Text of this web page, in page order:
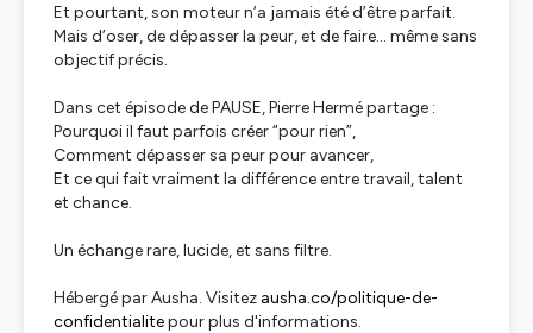
Et pourtant, son moteur n’a jamais été d’être parfait.
Mais d’oser, de dépasser la peur, et de faire… même sans
objectif précis.
Dans cet épisode de PAUSE, Pierre Hermé partage :
Pourquoi il faut parfois créer “pour rien”,
Comment dépasser sa peur pour avancer,
Et ce qui fait vraiment la différence entre travail, talent
et chance.
Un échange rare, lucide, et sans filtre.
Hébergé par Ausha. Visitez ausha.co/politique-de-
confidentialitepour plus d'informations.